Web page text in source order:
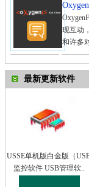
现互动
和许多
最新更新软件
USSE单机版白金版（
监控软件 USB管理软..